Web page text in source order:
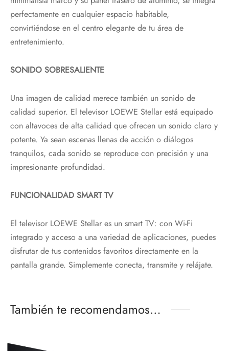
perfectamente en cualquier espacio habitable,
convirtiéndose en el centro elegante de tu área de
entretenimiento.
SONIDO SOBRESALIENTE
Una imagen de calidad merece también un sonido de
calidad superior. El televisor LOEWE Stellar está equipado
con altavoces de alta calidad que ofrecen un sonido claro y
potente. Ya sean escenas llenas de acción o diálogos
tranquilos, cada sonido se reproduce con precisión y una
impresionante profundidad.
FUNCIONALIDAD SMART TV
El televisor LOEWE Stellar es un smart TV: con Wi-Fi
integrado y acceso a una variedad de aplicaciones, puedes
disfrutar de tus contenidos favoritos directamente en la
pantalla grande. Simplemente conecta, transmite y relájate.
También te recomendamos…